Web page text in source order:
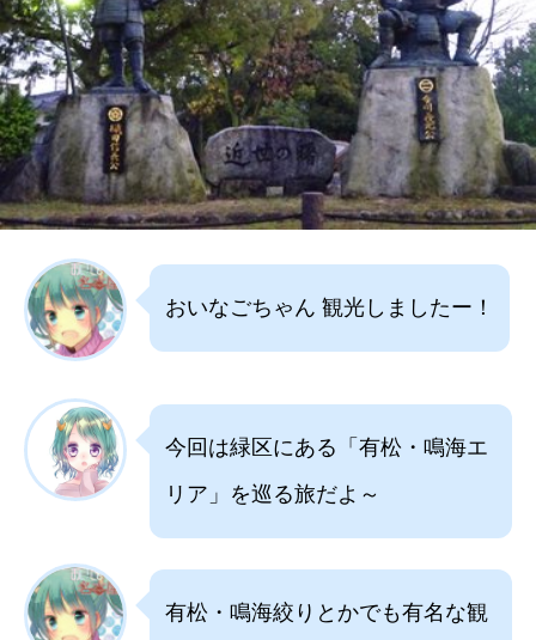
おいなごちゃん 観光しましたー！
今回は緑区にある「有松・鳴海エ
リア」を巡る旅だよ～
有松・鳴海絞りとかでも有名な観